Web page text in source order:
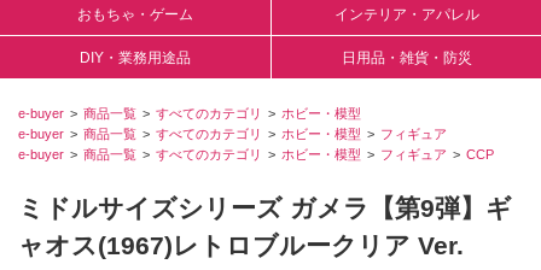
おもちゃ・ゲーム インテリア・アパレル
DIY・業務用途品 日用品・雑貨・防災
e-buyer 商品一覧 すべてのカテゴリ
ホビー・模型
e-buyer
商品一覧 すべてのカテゴリ ホビー・模型
フィギュア
e-buyer
商品一覧 すべてのカテゴリ ホビー・模型 フィギュア CCP
ミドルサイズシリーズ ガメラ【第9弾】ギ
ャオス(1967)レトロブルークリア Ver.